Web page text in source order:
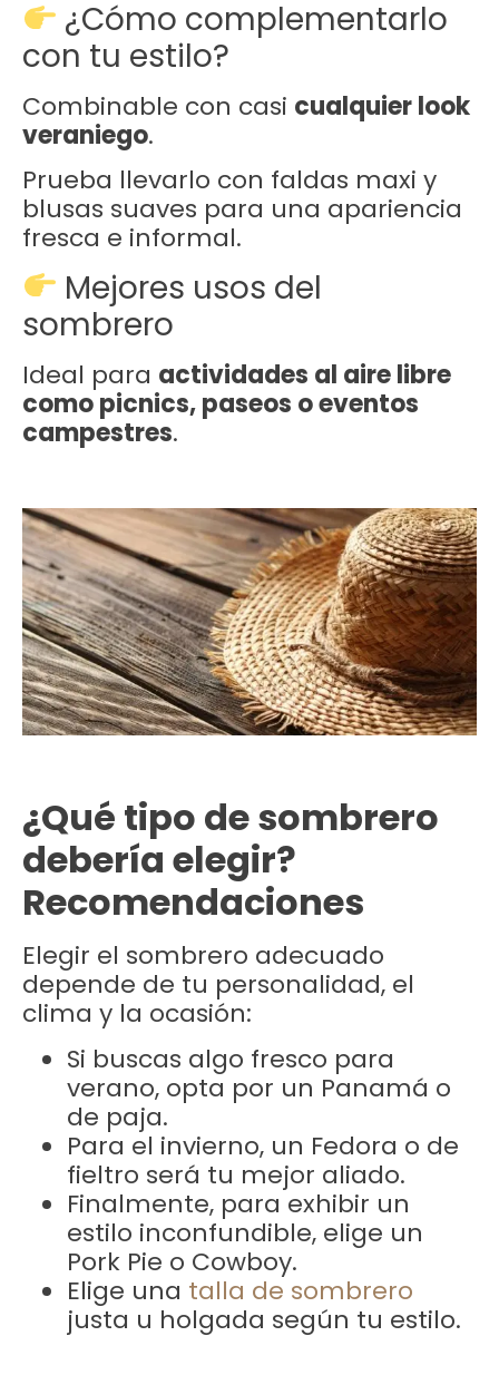
¿Cómo complementarlo
con tu estilo?
Combinable con casi cualquier look
veraniego.
Prueba llevarlo con faldas maxi y
blusas suaves para una apariencia
fresca e informal.
Mejores usos del
sombrero
Ideal para actividades al aire libre
como picnics, paseos o eventos
campestres.
¿Qué tipo de sombrero
debería elegir?
Recomendaciones
Elegir el sombrero adecuado
depende de tu personalidad, el
clima y la ocasión:
Si buscas algo fresco para
verano, opta por un Panamá o
de paja.
Para el invierno, un Fedora o de
fieltro será tu mejor aliado.
Finalmente, para exhibir un
estilo inconfundible, elige un
Pork Pie o Cowboy.
Elige una talla de sombrero
justa u holgada según tu estilo.